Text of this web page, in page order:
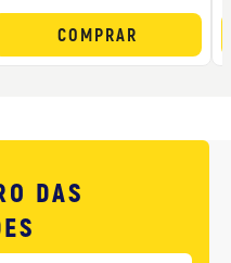
COMPRAR
DAS